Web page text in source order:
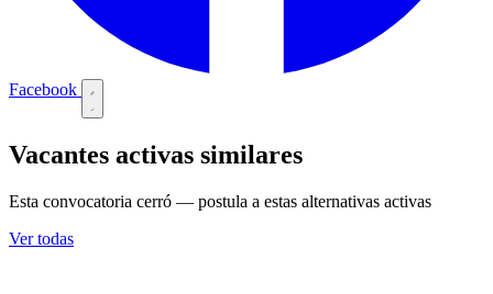
Facebook
Vacantes activas similares
Esta convocatoria cerró — postula a estas alternativas activas
Ver todas